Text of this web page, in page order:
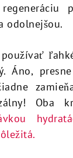
odolnejšou.
Áno,
Oba